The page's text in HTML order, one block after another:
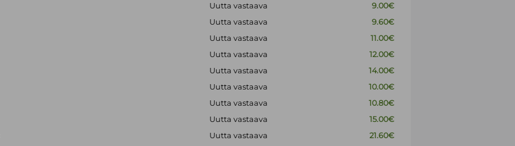
Uutta vastaava
9.00€
Uutta vastaava
9.60€
Uutta vastaava
11.00€
Uutta vastaava
12.00€
Uutta vastaava
14.00€
Uutta vastaava
10.00€
Uutta vastaava
10.80€
Uutta vastaava
15.00€
Uutta vastaava
21.60€